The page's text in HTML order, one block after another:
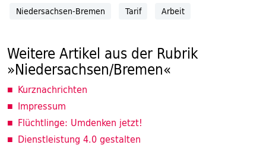
Niedersachsen-Bremen Tarif Arbeit
Weitere Artikel aus der Rubrik
»Niedersachsen/Bremen«
Kurznachrichten
Impressum
Flüchtlinge: Umdenken jetzt!
Dienstleistung 4.0 gestalten